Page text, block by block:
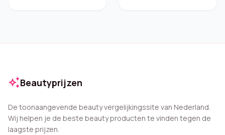
auto_awesomeBeautyprijzen
De toonaangevende beauty vergelijkingssite van Nederland.
Wij helpen je de beste beauty producten te vinden tegen de
laagste prijzen.